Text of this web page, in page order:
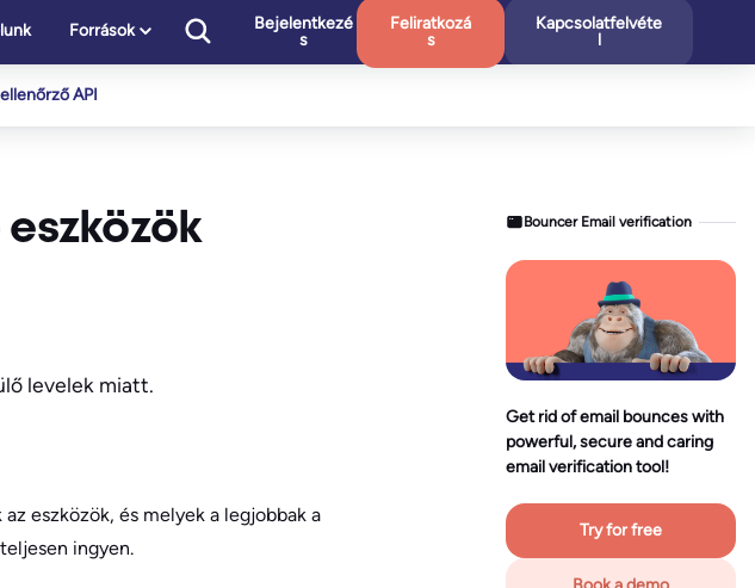
Források
Bejelentkezé
s
Feliratkozá
s
Kapcsolatfelvéte
l
API
levelek miatt.
eszközök, és melyek a legjobbak a
ingyen.
Bouncer Email verification
Get rid of email bounces with
powerful, secure and caring
email verification tool!
Try for free